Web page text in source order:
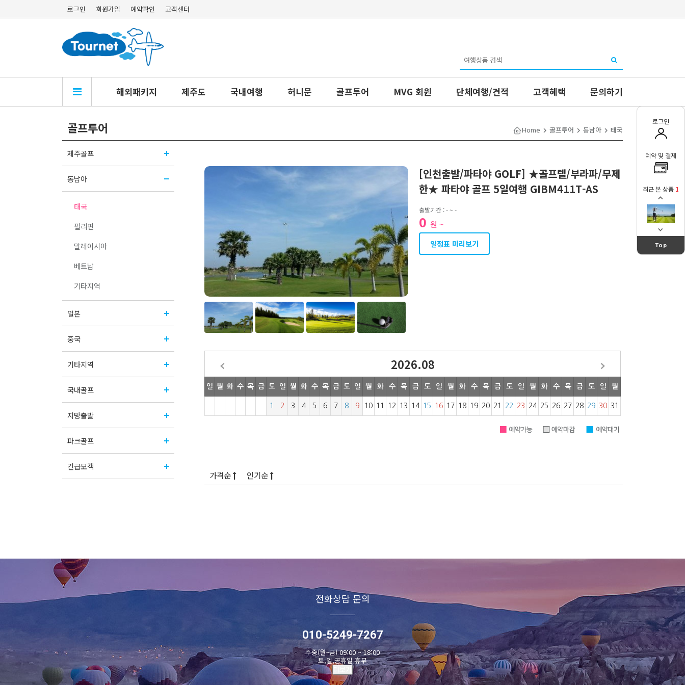
로그인 회원가입 예약확인 고객센터
해외패키지 제주도 국내여행 허니문 골프투어 MVG 회원 단체여행/견적 고객혜택 문의하기
골프투어 Home 골프투어 동남아 태국
제주골프
동남아
태국
필리핀
말레이시아
베트남
기타지역
일본
중국
기타지역
국내골프
지방출발
파크골프
긴급모객
[인천출발/파타야 GOLF] ★골프텔/부라파/무제
한★ 파타야 골프 5일여행 GIBM411T-AS
출발기간 : - ~ -
0 원 ~
일정표 미리보기
2026.08
가격순 인기순
로그인
예약 및 결제
최근 본 상품 1
Top
전화상담 문의
010-5249-7267
주중(월~금) 09:00 ~ 18:00
토,일,공휴일 휴무